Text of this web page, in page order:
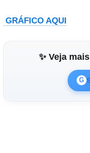
GRÁFICO AQUI
✨ Veja
G